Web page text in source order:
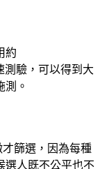
約
測驗，可以得到大
測。
篩選，因為每種
選人既不公平也不